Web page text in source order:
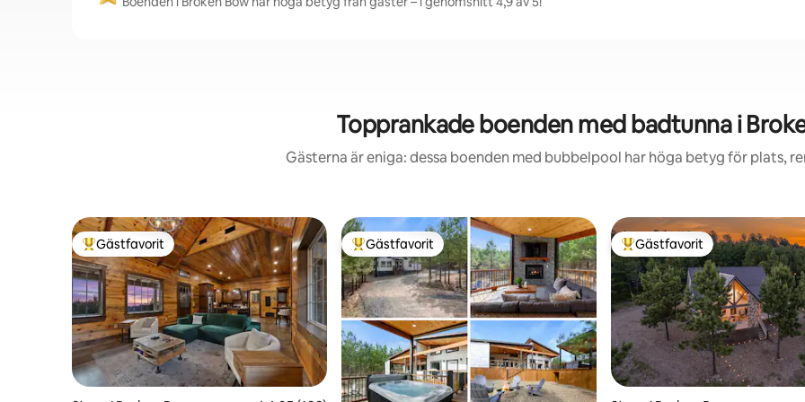
Topprankade boenden med badtunna i
Gästerna är eniga: dessa boenden med bubbelpool har höga betyg för plats,
Populär gästfavorit
Gästfavorit Populär gästfavorit
Gästfavorit Populär gästfavorit
Gästfavorit